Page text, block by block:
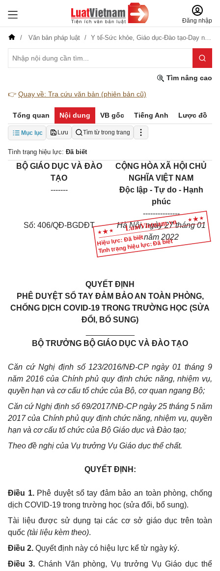
Đăng nhập
Văn bản pháp luật Y tế-Sức khỏe, Giáo dục-Đào tạo-Dạy nghề,
Tìm nâng cao
👉 Quay về: Tra cứu văn bản (phiên bản cũ)
Tổng quan Nội dung VB gốc Tiếng Anh Lược đồ
Mục lục Lưu Tìm từ trong trang
Tình trạng hiệu lực: Đã biết
Hiệu lực: Đã biết
Tình trạng hiệu lực: Đã biết
BỘ GIÁO DỤC VÀ ĐÀO
TẠO
-------
CỘNG HÒA XÃ HỘI CHỦ
NGHĨA VIỆT NAM
Độc lập - Tự do - Hạnh
phúc
---------------
Số: 406/QĐ-BGDĐT
Hà Nội, ngày 27 tháng 01
năm 2022
QUYẾT ĐỊNH
PHÊ DUYỆT SỔ TAY ĐẢM BẢO AN TOÀN PHÒNG,
CHỐNG DỊCH COVID-19 TRONG TRƯỜNG HỌC (SỬA
ĐỔI, BỔ SUNG)
BỘ TRƯỞNG BỘ GIÁO DỤC VÀ ĐÀO TẠO
Căn cứ Nghị định số 123/2016/NĐ-CP ngày 01 tháng 9
năm 2016 của Chính phủ quy định chức năng, nhiệm vụ,
quyền hạn và cơ cấu tổ chức của Bộ, cơ quan ngang Bộ;
Căn cứ Nghị định số 69/2017/NĐ-CP ngày 25 tháng 5 năm
2017 của Chính phủ quy định chức năng, nhiệm vụ, quyền
hạn và cơ cấu tổ chức của Bộ Giáo dục và Đào tạo;
Theo đề nghị của Vụ trưởng Vụ Giáo dục thể chất.
QUYẾT ĐỊNH:
Điều 1.Phê duyệt sổ tay đảm bảo an toàn phòng, chống
dịch COVID-19 trong trường học (sửa đổi, bổ sung).
Tài liệu được sử dụng tại các cơ sở giáo dục trên toàn
quốc (tài liệu kèm theo).
Điều 2. Quyết định này có hiệu lực kể từ ngày ký.
Điều 3. Chánh Văn phòng, Vụ trưởng Vụ Giáo dục thể